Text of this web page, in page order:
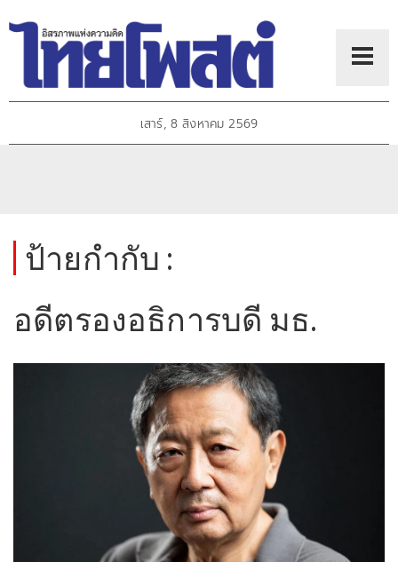
เสาร์, 8 สิงหาคม 2569
ป้ายกำกับ :
อดีตรองอธิการบดี มธ.